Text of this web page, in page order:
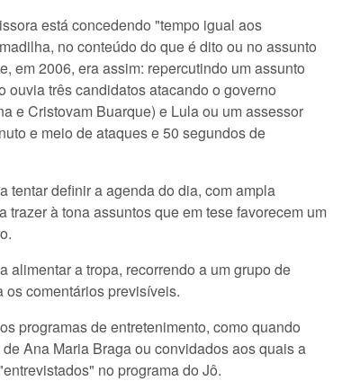
está concedendo "tempo igual aos
no conteúdo do que é dito ou no assunto
em 2006, era assim: repercutindo um assunto
ouvia três candidatos atacando o governo
e Cristovam Buarque) e Lula ou um assessor
e meio de ataques e 50 segundos de
tentar definir a agenda do dia, com ampla
trazer à tona assuntos que em tese favorecem um
alimentar a tropa, recorrendo a um grupo de
comentários previsíveis.
programas de entretenimento, como quando
Ana Maria Braga ou convidados aos quais a
no programa do Jô.